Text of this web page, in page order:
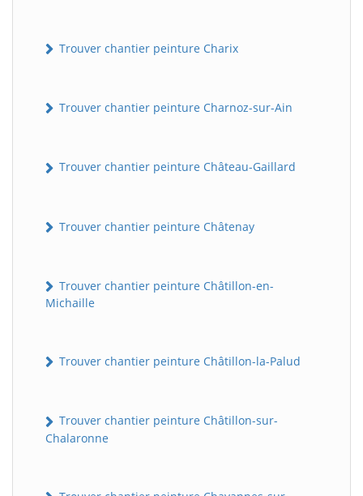
Trouver chantier peinture Charix
Trouver chantier peinture Charnoz-sur-Ain
Trouver chantier peinture Château-Gaillard
Trouver chantier peinture Châtenay
Trouver chantier peinture Châtillon-en-
Michaille
Trouver chantier peinture Châtillon-la-Palud
Trouver chantier peinture Châtillon-sur-
Chalaronne